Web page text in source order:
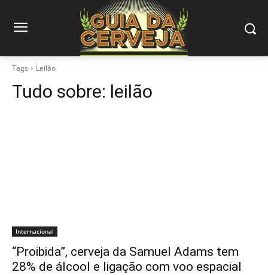
Tags Leilão
Tudo sobre: leilão
Internacional
“Proibida”, cerveja da Samuel Adams tem
28% de álcool e ligação com voo espacial